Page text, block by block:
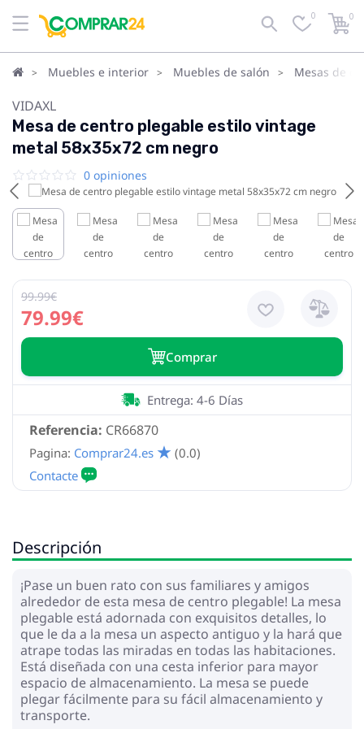
0 0
Muebles e interior Muebles de salón Mesas de
VIDAXL
Mesa de centro plegable estilo vintage
metal 58x35x72 cm negro
0 opiniones
79.99€
99.99€
Сomprar
Referencia: CR66870
Entrega: 4-6 Días
Pagina: Comprar24.es (0.0)
Descripción
¡Pase un buen rato con sus familiares y amigos
alrededor de esta mesa de centro plegable! La mesa
plegable está adornada con exquisitos detalles, lo
que le da a la mesa un aspecto antiguo y la hará que
atrape todas las miradas en todas las habitaciones.
Está diseñada con una cesta inferior para mayor
espacio de almacenamiento. La mesa se puede
plegar fácilmente para su fácil almacenamiento y
transporte.